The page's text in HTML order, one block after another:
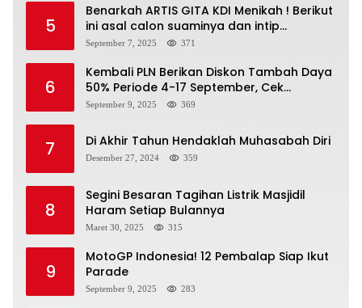
5
Benarkah ARTIS GITA KDI Menikah ! Berikut
ini asal calon suaminya dan intip
undangannya
September 7, 2025 371
6
Kembali PLN Berikan Diskon Tambah Daya
50% Periode 4-17 September, Cek
Ketentuannya!
September 9, 2025 369
7 Di Akhir Tahun Hendaklah Muhasabah Diri
Desember 27, 2024 359
8
Segini Besaran Tagihan Listrik Masjidil
Haram Setiap Bulannya
Maret 30, 2025 315
9
MotoGP Indonesia! 12 Pembalap Siap Ikut
Parade
September 9, 2025 283